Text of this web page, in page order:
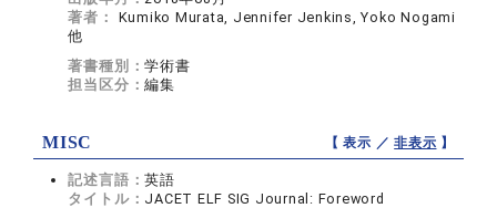
著者：
Kumiko Murata, Jennifer Jenkins, Yoko Nogami
他
著書種別：学術書
担当区分：編集
MISC 【 表示 ／非表示 】
記述言語：英語
タイトル： JACET ELF SIG Journal: Foreword